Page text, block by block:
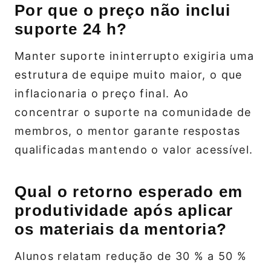
Por que o preço não inclui
suporte 24 h?
Manter suporte ininterrupto exigiria uma
estrutura de equipe muito maior, o que
inflacionaria o preço final. Ao
concentrar o suporte na comunidade de
membros, o mentor garante respostas
qualificadas mantendo o valor acessível.
Qual o retorno esperado em
produtividade após aplicar
os materiais da mentoria?
Alunos relatam redução de 30 % a 50 %